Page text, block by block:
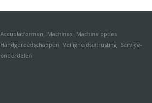
Accuplatformen Machines Machine opties
Handgereedschappen Veiligheidsuitrusting Service-
onderdelen